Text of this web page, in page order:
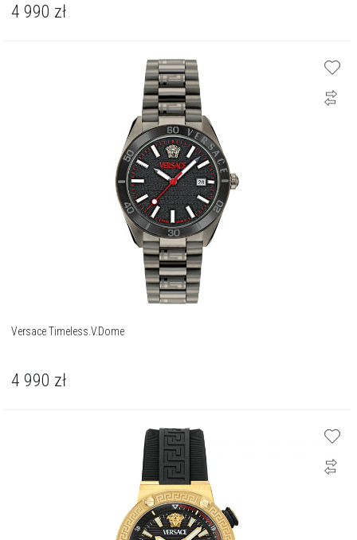
4 990 zł
Versace Timeless.V.Dome
4 990 zł